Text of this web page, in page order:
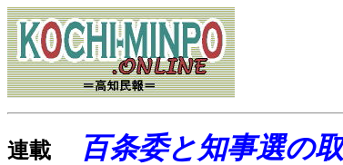
連載 百条委と知事選の